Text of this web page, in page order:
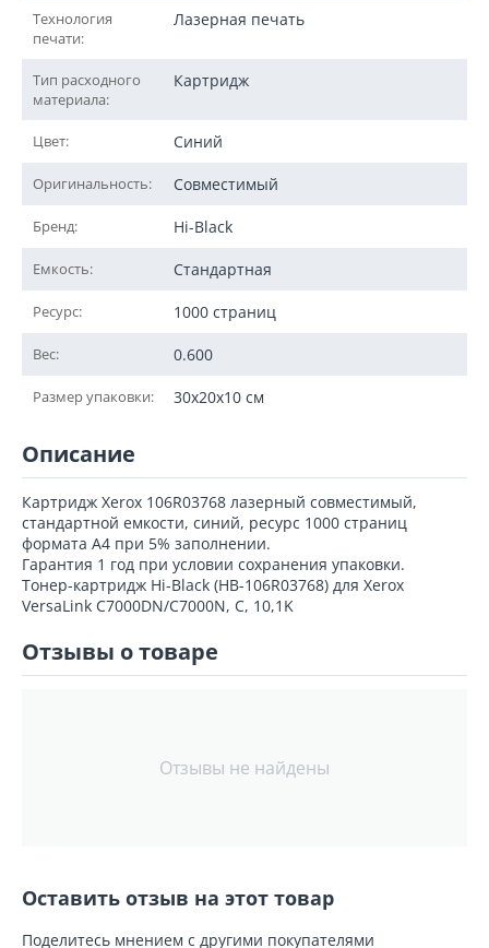
Технология
печати:
Лазерная печать
Тип расходного
материала:
Картридж
Цвет: Синий
Оригинальность: Совместимый
Бренд: Hi-Black
Емкость: Стандартная
Ресурс: 1000 страниц
Вес: 0.600
Размер упаковки: 30x20x10 см
Описание
Картридж Xerox 106R03768 лазерный совместимый,
стандартной емкости, синий, ресурс 1000 страниц
формата А4 при 5% заполнении.
Гарантия 1 год при условии сохранения упаковки.
Тонер-картридж Hi-Black (HB-106R03768) для Xerox
VersaLink C7000DN/C7000N, C, 10,1K
Отзывы о товаре
Отзывы не найдены
Оставить отзыв на этот товар
Поделитесь мнением с другими покупателями